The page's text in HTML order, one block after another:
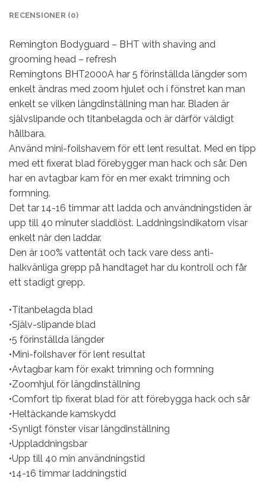
RECENSIONER (0)
Remington Bodyguard – BHT with shaving and
grooming head – refresh
Remingtons BHT2000A har 5 förinställda längder som
enkelt ändras med zoom hjulet och i fönstret kan man
enkelt se vilken längdinställning man har. Bladen är
självslipande och titanbelagda och är därför väldigt
hållbara.
Använd mini-foilshavern för ett lent resultat. Med en tipp
med ett fixerat blad förebygger man hack och sår. Den
har en avtagbar kam för en mer exakt trimning och
formning.
Det tar 14-16 timmar att ladda och användningstiden är
upp till 40 minuter sladdlöst. Laddningsindikatorn visar
enkelt när den laddar.
Den är 100% vattentät och tack vare dess anti-
halkvänliga grepp på handtaget har du kontroll och får
ett stadigt grepp.
•Titanbelagda blad
•Själv-slipande blad
•5 förinställda längder
•Mini-foilshaver för lent resultat
•Avtagbar kam för exakt trimning och formning
•Zoomhjul för längdinställning
•Comfort tip fixerat blad för att förebygga hack och sår
•Heltäckande kamskydd
•Synligt fönster visar längdinställning
•Uppladdningsbar
•Upp till 40 min användningstid
•14-16 timmar laddningstid